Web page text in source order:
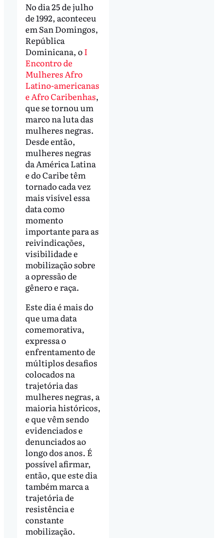
No dia 25 de julho
de 1992, aconteceu
em San Domingos,
República
Dominicana, o I
Encontro de
Mulheres Afro
Latino-americanas
e Afro Caribenhas,
que se tornou um
marco na luta das
mulheres negras.
Desde então,
mulheres negras
da América Latina
e do Caribe têm
tornado cada vez
mais visível essa
data como
momento
importante para as
reivindicações,
visibilidade e
mobilização sobre
a opressão de
gênero e raça.
Este dia é mais do
que uma data
comemorativa,
expressa o
enfrentamento de
múltiplos desafios
colocados na
trajetória das
mulheres negras, a
maioria históricos,
e que vêm sendo
evidenciados e
denunciados ao
longo dos anos. É
possível afirmar,
então, que este dia
também marca a
trajetória de
resistência e
constante
mobilização.